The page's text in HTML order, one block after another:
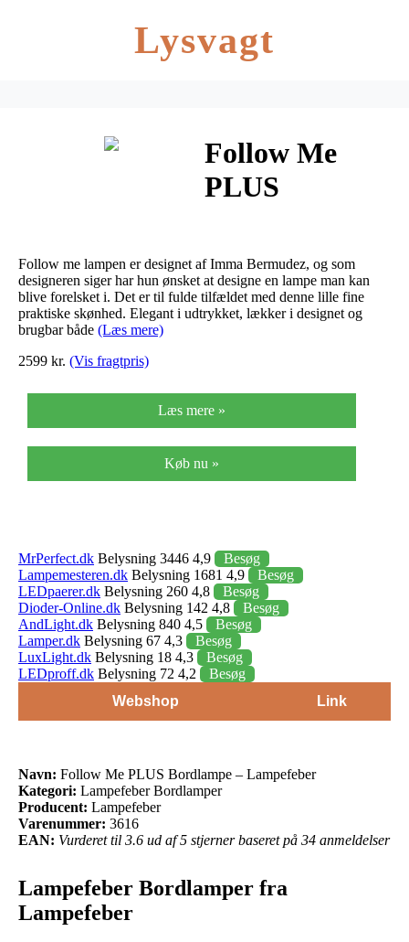
Lysvagt
Follow Me
PLUS
Lampefeber
Follow me lampen er designet af Imma Bermudez, og som
designeren siger har hun ønsket at designe en lampe man kan
blive forelsket i. Det er til fulde tilfældet med denne lille fine
praktiske skønhed. Elegant i udtrykket, lækker i designet og
brugbar både (Læs mere)
2599 kr. (Vis fragtpris)
Læs mere »
Køb nu »
MrPerfect.dk Belysning 3446 4,9
Besøg
Lampemesteren.dk Belysning 1681 4,9
Besøg
LEDpaerer.dk Belysning 260 4,8
Besøg
Dioder-Online.dk Belysning 142 4,8
Besøg
AndLight.dk Belysning 840 4,5
Besøg
Lamper.dk Belysning 67 4,3
Besøg
LuxLight.dk Belysning 18 4,3
Besøg
LEDproff.dk Belysning 72 4,2
Besøg
Webshop
Link
Navn: Follow Me PLUS Bordlampe – Lampefeber
Kategori: Lampefeber Bordlamper
Producent: Lampefeber
Varenummer: 3616
EAN: Vurderet til 3.6 ud af 5 stjerner baseret på 34 anmeldelser
Lampefeber Bordlamper fra
Lampefeber